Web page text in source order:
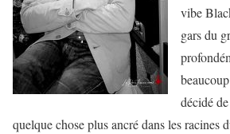
vibe
gars du
décidé
quelque chose plus ancré dans les racines